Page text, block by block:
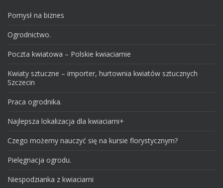
Pomysł na biznes
Ogrodnictwo.
Poczta kwiatowa – Polskie kwiaciarnie
Kwiaty sztuczne – importer, hurtownia kwiatów sztucznych
Szczecin
Praca ogrodnika.
Najlepsza lokalizacja dla kwiaciarni+
Czego możemy nauczyć się na kursie florystycznym?
Pielęgnacja ogrodu.
Niespodzianka z kwiaciarni